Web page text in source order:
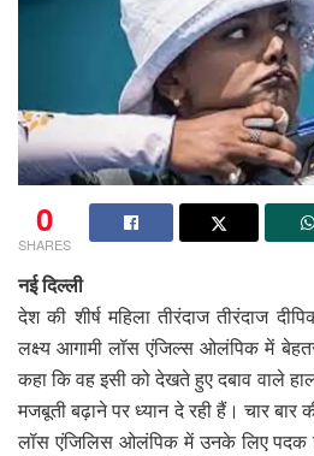
0
SHARES
नई दिल्ली
देश की शीर्ष महिला तीरंदाज तीरंदाज
लक्ष्य आगामी लॉस एंजिल्स ओलंपिक में
कहा कि वह इसी को देखते हुए दबाव वाले
मजबूती बढ़ाने पर ध्यान दे रही हैं। चार
लॉस एंजिलिस ओलंपिक में उनके लिए पदक